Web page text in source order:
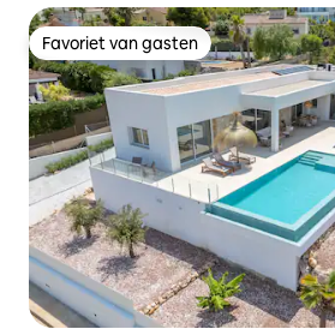
Favoriet van gasten
Favoriet van gasten